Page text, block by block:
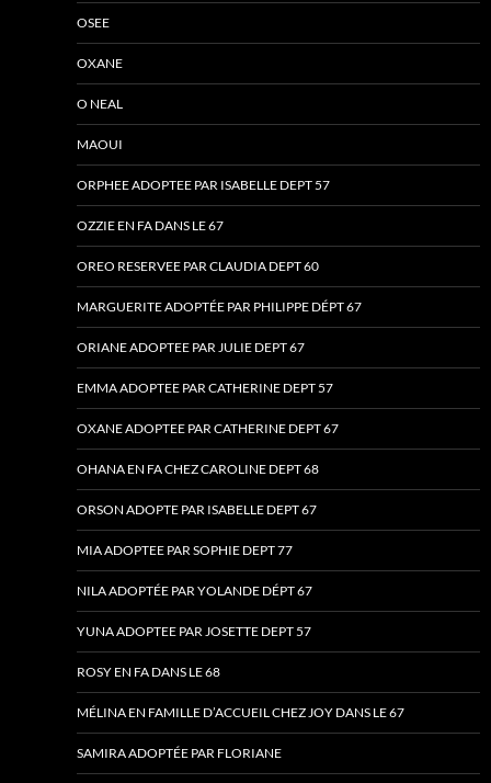
OSEE
OXANE
O NEAL
MAOUI
ORPHEE ADOPTEE PAR ISABELLE DEPT 57
OZZIE EN FA DANS LE 67
OREO RESERVEE PAR CLAUDIA DEPT 60
MARGUERITE ADOPTÉE PAR PHILIPPE DÉPT 67
ORIANE ADOPTEE PAR JULIE DEPT 67
EMMA ADOPTEE PAR CATHERINE DEPT 57
OXANE ADOPTEE PAR CATHERINE DEPT 67
OHANA EN FA CHEZ CAROLINE DEPT 68
ORSON ADOPTE PAR ISABELLE DEPT 67
MIA ADOPTEE PAR SOPHIE DEPT 77
NILA ADOPTÉE PAR YOLANDE DÉPT 67
YUNA ADOPTEE PAR JOSETTE DEPT 57
ROSY EN FA DANS LE 68
MÉLINA EN FAMILLE D’ACCUEIL CHEZ JOY DANS LE 67
SAMIRA ADOPTÉE PAR FLORIANE